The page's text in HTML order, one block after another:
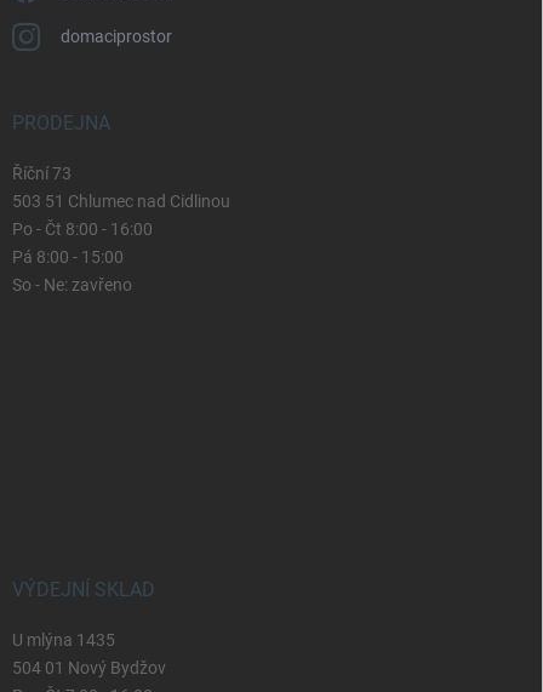
domaciprostor
PRODEJNA
Říční 73
503 51 Chlumec nad Cidlinou
Po - Čt 8:00 - 16:00
Pá 8:00 - 15:00
So - Ne: zavřeno
VÝDEJNÍ SKLAD
U mlýna 1435
504 01 Nový Bydžov